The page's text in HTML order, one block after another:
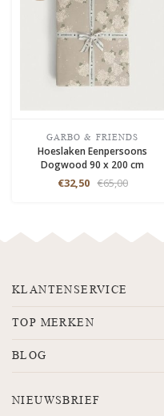
GARBO & FRIENDS
Hoeslaken Eenpersoons
Dogwood 90 x 200 cm
€32,50 €65,00
KLANTENSERVICE
TOP MERKEN
BLOG
NIEUWSBRIEF